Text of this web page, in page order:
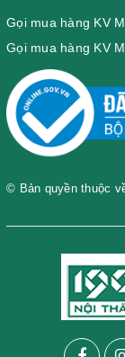
Gọi mua hàng KV
Gọi mua hàng KV
© Bản quyền thuộc